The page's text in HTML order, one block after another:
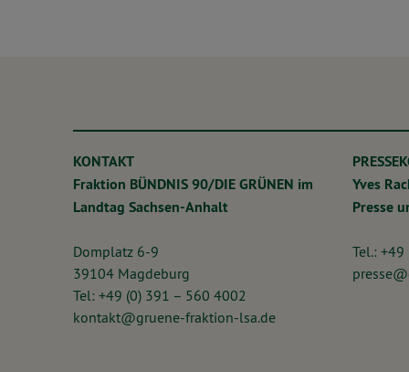
KONTAKT
Fraktion BÜNDNIS 90/DIE GRÜNEN im
Landtag Sachsen-Anhalt
Domplatz 6-9
39104 Magdeburg
Tel: +49 (0) 391 – 560 4002
kontakt@gruene-fraktion-lsa.de
Yves
Presse
Tel.: